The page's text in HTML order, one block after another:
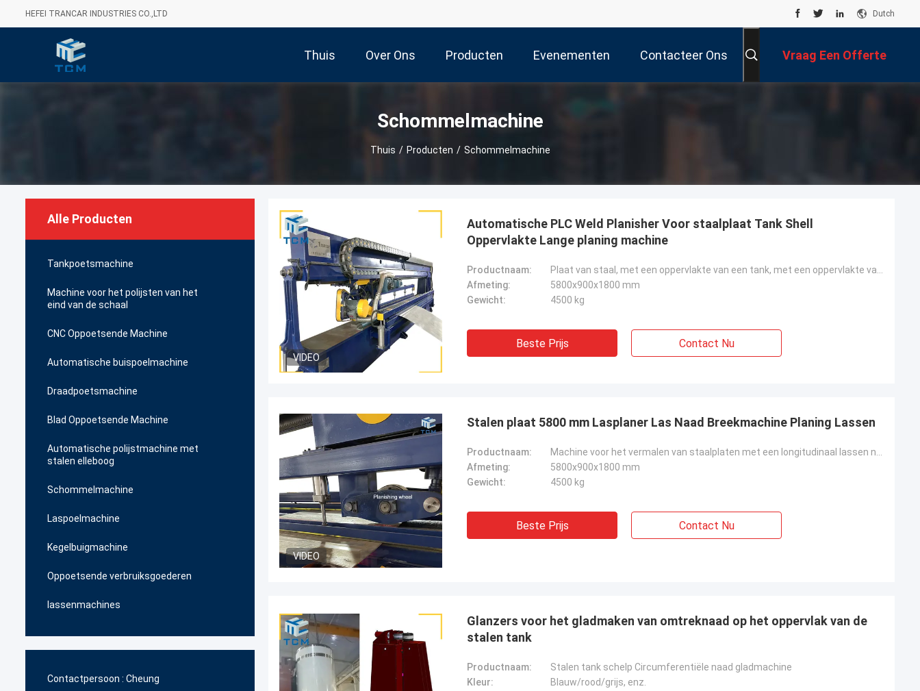
HEFEI TRANCAR INDUSTRIES CO.,LTD Dutch
Thuis Over Ons Producten Evenementen Contacteer Ons Vraag Een Offerte
Schommelmachine
Thuis / Producten / Schommelmachine
Alle Producten
Tankpoetsmachine
Machine voor het polijsten van het
eind van de schaal
CNC Oppoetsende Machine
Automatische buispoelmachine
Draadpoetsmachine
Blad Oppoetsende Machine
Automatische polijstmachine met
stalen elleboog
Schommelmachine
Laspoelmachine
Kegelbuigmachine
Oppoetsende verbruiksgoederen
lassenmachines
Contactpersoon : Cheung
VIDEO
Automatische PLC Weld Planisher Voor staalplaat Tank Shell
Oppervlakte Lange planing machine
Productnaam:
Afmeting:
5800x900x1800 mm
Gewicht:
4500 kg
Beste Prijs Contact Nu
VIDEO
Stalen plaat 5800 mm Lasplaner Las Naad Breekmachine Planing Lassen
Productnaam:
Afmeting:
5800x900x1800 mm
Gewicht:
4500 kg
Beste Prijs Contact Nu
Glanzers voor het gladmaken van omtreknaad op het oppervlak van de
stalen tank
Productnaam:
Stalen tank schelp Circumferentiële naad gladmachine
Kleur:
Blauw/rood/grijs, enz.